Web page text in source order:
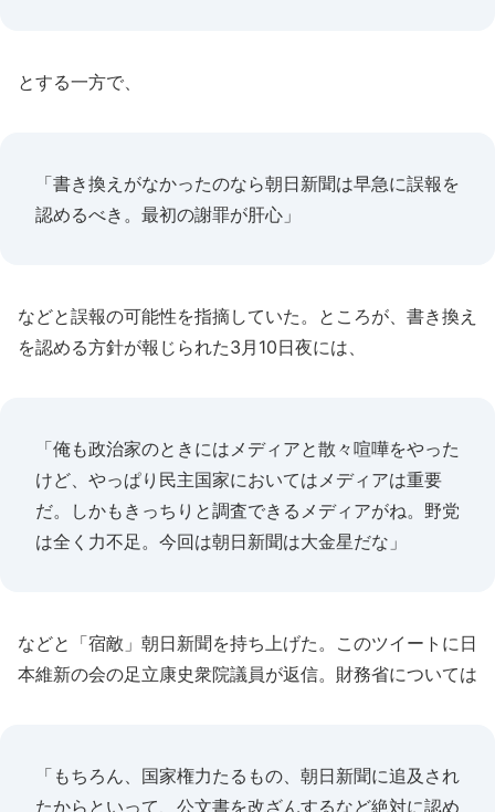
とする一方で、
「書き換えがなかったのなら朝日新聞は早急に誤報を
認めるべき。最初の謝罪が肝心」
などと誤報の可能性を指摘していた。ところが、書き換え
を認める方針が報じられた3月10日夜には、
「俺も政治家のときにはメディアと散々喧嘩をやった
けど、やっぱり民主国家においてはメディアは重要
だ。しかもきっちりと調査できるメディアがね。野党
は全く力不足。今回は朝日新聞は大金星だな」
などと「宿敵」朝日新聞を持ち上げた。このツイートに日
本維新の会の足立康史衆院議員が返信。財務省については
「もちろん、国家権力たるもの、朝日新聞に追及され
たからといって、公文書を改ざんするなど絶対に認め